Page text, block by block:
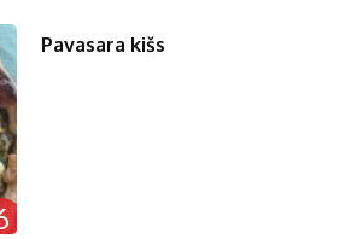
Pavasara kišs